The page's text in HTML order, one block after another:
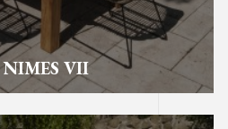
VII